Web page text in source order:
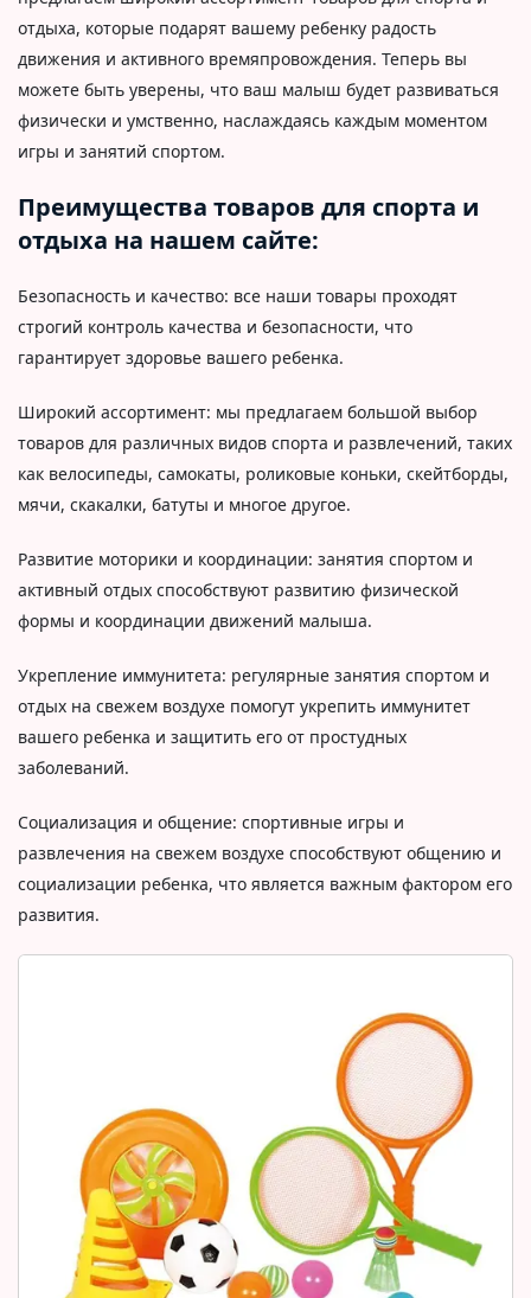
отдыха, которые подарят вашему ребенку радость
движения и активного времяпровождения. Теперь вы
можете быть уверены, что ваш малыш будет развиваться
физически и умственно, наслаждаясь каждым моментом
игры и занятий спортом.
Преимущества товаров для спорта и
отдыха на нашем сайте:
Безопасность и качество: все наши товары проходят
строгий контроль качества и безопасности, что
гарантирует здоровье вашего ребенка.
Широкий ассортимент: мы предлагаем большой выбор
товаров для различных видов спорта и развлечений, таких
как велосипеды, самокаты, роликовые коньки, скейтборды,
мячи, скакалки, батуты и многое другое.
Развитие моторики и координации: занятия спортом и
активный отдых способствуют развитию физической
формы и координации движений малыша.
Укрепление иммунитета: регулярные занятия спортом и
отдых на свежем воздухе помогут укрепить иммунитет
вашего ребенка и защитить его от простудных
заболеваний.
Социализация и общение: спортивные игры и
развлечения на свежем воздухе способствуют общению и
социализации ребенка, что является важным фактором его
развития.